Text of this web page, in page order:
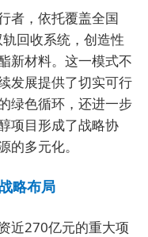
者，依托覆盖全国
回收系统，创造性
新材料。这一模式不
发展提供了切实可行
绿色循环，还进一步
项目形成了战略协
的多元化。
略布局
近270亿元的重大项